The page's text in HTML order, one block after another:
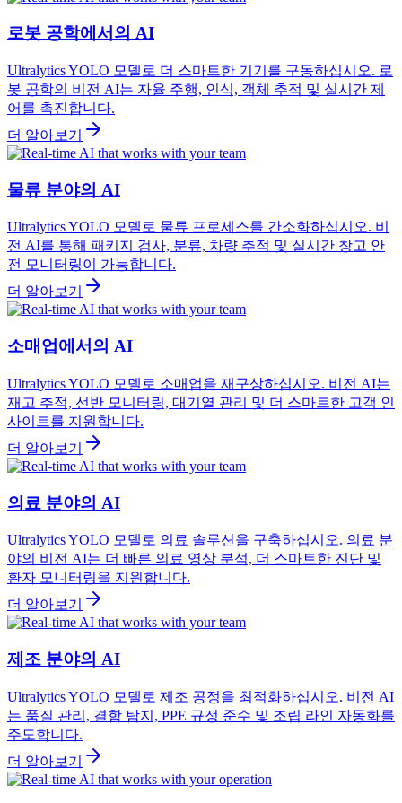
로봇 공학에서의 AI
Ultralytics YOLO 모델로 더 스마트한 기기를 구동하십시오. 로
봇 공학의 비전 AI는 자율 주행, 인식, 객체 추적 및 실시간 제
어를 촉진합니다.
더 알아보기
물류 분야의 AI
Ultralytics YOLO 모델로 물류 프로세스를 간소화하십시오. 비
전 AI를 통해 패키지 검사, 분류, 차량 추적 및 실시간 창고 안
전 모니터링이 가능합니다.
더 알아보기
소매업에서의 AI
Ultralytics YOLO 모델로 소매업을 재구상하십시오. 비전 AI는
재고 추적, 선반 모니터링, 대기열 관리 및 더 스마트한 고객 인
사이트를 지원합니다.
더 알아보기
의료 분야의 AI
Ultralytics YOLO 모델로 의료 솔루션을 구축하십시오. 의료 분
야의 비전 AI는 더 빠른 의료 영상 분석, 더 스마트한 진단 및
환자 모니터링을 지원합니다.
더 알아보기
제조 분야의 AI
Ultralytics YOLO 모델로 제조 공정을 최적화하십시오. 비전 AI
는 품질 관리, 결함 탐지, PPE 규정 준수 및 조립 라인 자동화를
주도합니다.
더 알아보기